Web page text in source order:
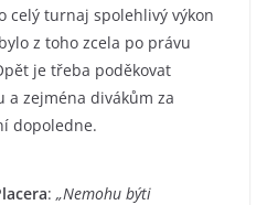
celý turnaj spolehlivý výkon
z toho zcela po právu
je třeba poděkovat
zejména divákům za
dopoledne.
: „Nemohu býti